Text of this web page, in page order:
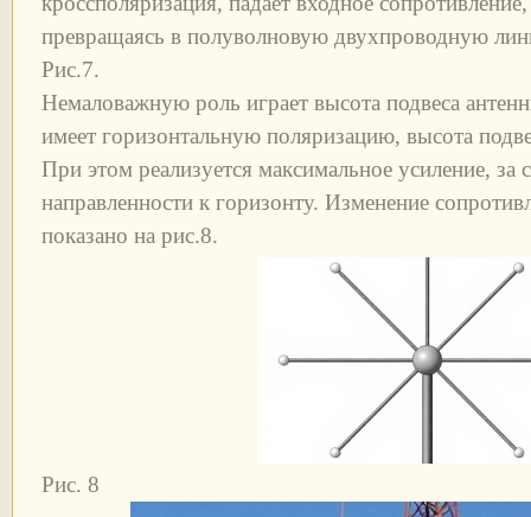
превращаясь в полуволновую двухпроводную
Рис.7.
Немаловажную роль играет высота подвеса
имеет горизонтальную поляризацию, высота
При этом реализуется максимальное усиление,
направленности к горизонту. Изменение
показано на рис.8.
Рис. 8